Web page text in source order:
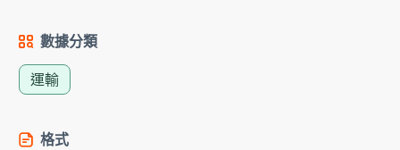
數據分類
運輸
格式